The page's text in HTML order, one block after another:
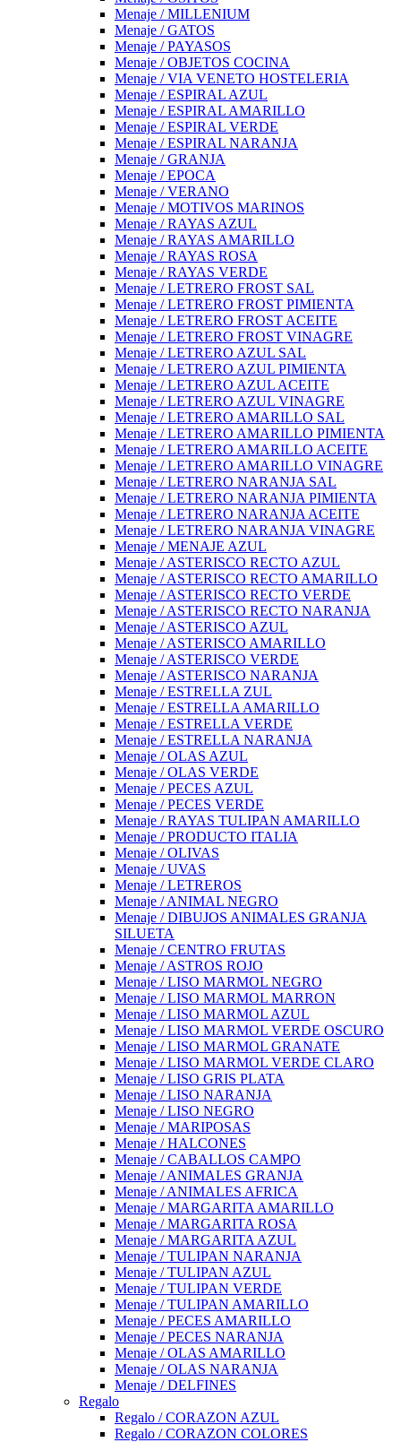
Menaje / MILLENIUM
Menaje / GATOS
Menaje / PAYASOS
Menaje / OBJETOS COCINA
Menaje / VIA VENETO HOSTELERIA
Menaje / ESPIRAL AZUL
Menaje / ESPIRAL AMARILLO
Menaje / ESPIRAL VERDE
Menaje / ESPIRAL NARANJA
Menaje / GRANJA
Menaje / EPOCA
Menaje / VERANO
Menaje / MOTIVOS MARINOS
Menaje / RAYAS AZUL
Menaje / RAYAS AMARILLO
Menaje / RAYAS ROSA
Menaje / RAYAS VERDE
Menaje / LETRERO FROST SAL
Menaje / LETRERO FROST PIMIENTA
Menaje / LETRERO FROST ACEITE
Menaje / LETRERO FROST VINAGRE
Menaje / LETRERO AZUL SAL
Menaje / LETRERO AZUL PIMIENTA
Menaje / LETRERO AZUL ACEITE
Menaje / LETRERO AZUL VINAGRE
Menaje / LETRERO AMARILLO SAL
Menaje / LETRERO AMARILLO PIMIENTA
Menaje / LETRERO AMARILLO ACEITE
Menaje / LETRERO AMARILLO VINAGRE
Menaje / LETRERO NARANJA SAL
Menaje / LETRERO NARANJA PIMIENTA
Menaje / LETRERO NARANJA ACEITE
Menaje / LETRERO NARANJA VINAGRE
Menaje / MENAJE AZUL
Menaje / ASTERISCO RECTO AZUL
Menaje / ASTERISCO RECTO AMARILLO
Menaje / ASTERISCO RECTO VERDE
Menaje / ASTERISCO RECTO NARANJA
Menaje / ASTERISCO AZUL
Menaje / ASTERISCO AMARILLO
Menaje / ASTERISCO VERDE
Menaje / ASTERISCO NARANJA
Menaje / ESTRELLA ZUL
Menaje / ESTRELLA AMARILLO
Menaje / ESTRELLA VERDE
Menaje / ESTRELLA NARANJA
Menaje / OLAS AZUL
Menaje / OLAS VERDE
Menaje / PECES AZUL
Menaje / PECES VERDE
Menaje / RAYAS TULIPAN AMARILLO
Menaje / PRODUCTO ITALIA
Menaje / OLIVAS
Menaje / UVAS
Menaje / LETREROS
Menaje / ANIMAL NEGRO
Menaje / DIBUJOS ANIMALES GRANJA
SILUETA
Menaje / CENTRO FRUTAS
Menaje / ASTROS ROJO
Menaje / LISO MARMOL NEGRO
Menaje / LISO MARMOL MARRON
Menaje / LISO MARMOL AZUL
Menaje / LISO MARMOL VERDE OSCURO
Menaje / LISO MARMOL GRANATE
Menaje / LISO MARMOL VERDE CLARO
Menaje / LISO GRIS PLATA
Menaje / LISO NARANJA
Menaje / LISO NEGRO
Menaje / MARIPOSAS
Menaje / HALCONES
Menaje / CABALLOS CAMPO
Menaje / ANIMALES GRANJA
Menaje / ANIMALES AFRICA
Menaje / MARGARITA AMARILLO
Menaje / MARGARITA ROSA
Menaje / MARGARITA AZUL
Menaje / TULIPAN NARANJA
Menaje / TULIPAN AZUL
Menaje / TULIPAN VERDE
Menaje / TULIPAN AMARILLO
Menaje / PECES AMARILLO
Menaje / PECES NARANJA
Menaje / OLAS AMARILLO
Menaje / OLAS NARANJA
Menaje / DELFINES
Regalo
Regalo / CORAZON AZUL
Regalo / CORAZON COLORES